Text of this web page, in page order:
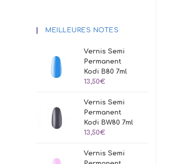
MEILLEURES NOTES
Vernis Semi
Permanent
Kodi B80 7ml
13,50€
Vernis Semi
Permanent
Kodi BW80 7ml
13,50€
Vernis Semi